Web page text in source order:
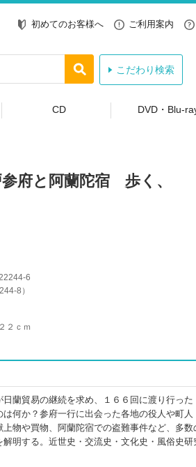
初めてのお客様へ ご利用案内
こだわり検索
CD DVD・Blu-
府と阿蘭陀宿 歩く、
6
8 ）
２ｃｍ
蘭貿易の継続を求め、１６６回に渡り行った
何か？参府一行に出会った各地の役人や町人
物や買物、阿蘭陀宿での盗難事件など、多数
明する。近世史・交流史・文化史・風俗史研